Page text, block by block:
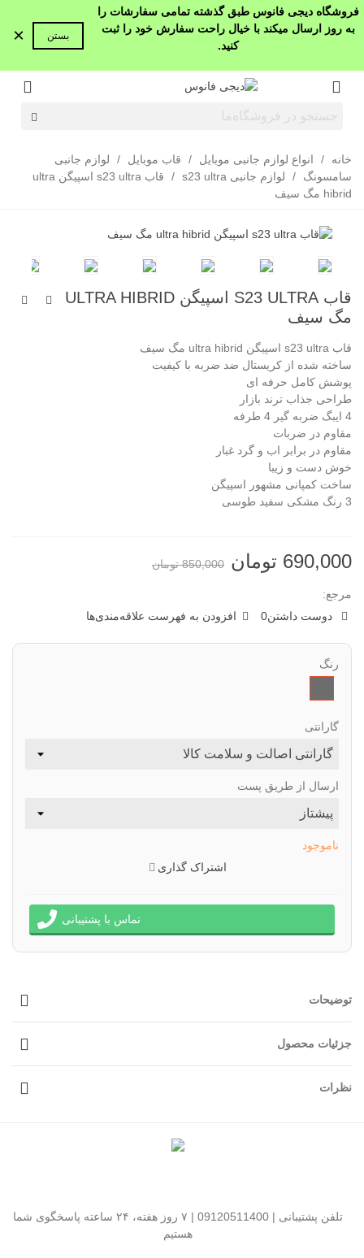
فروشگاه دیجی فانوس طبق گذشته تمامی سفارشات را
به روز ارسال میکند با خیال راحت سفارش خود را ثبت
کنید.
بستن ×
خانه / انواع لوازم جانبی موبایل / قاب موبایل /
لوازم جانبی
سامسونگ
/ لوازم جانبی s23 ultra /
قاب s23 ultra اسپیگن ultra
hibrid مگ سیف
قاب S23 ULTRA اسپیگن ULTRA HIBRID
مگ سیف
قاب s23 ultra اسپیگن ultra hibrid مگ سیف
ساخته شده از کریستال ضد ضربه با کیفیت
پوشش کامل حرفه ای
طراحی جذاب ترند بازار
4 ایبگ ضربه گیر 4 طرفه
مقاوم در ضربات
مقاوم در برابر اب و گرد غبار
خوش دست و زیبا
ساخت کمپانی مشهور اسپیگن
3 رنگ مشکی سفید طوسی
690,000 تومان 850,000 تومان
مرجع:
دوست داشتن0 افزودن به فهرست علاقه‌مندی‌ها
رنگ
گارانتی
ارسال از طریق پست
ناموجود
اشتراک گذاری
تماس با پشتیبانی
توضیحات
جزئیات محصول
نظرات
تلفن پشتیبانی | 09120511400 | ۷ روز هفته، ۲۴ ساعته پاسخگوی شما
هستیم